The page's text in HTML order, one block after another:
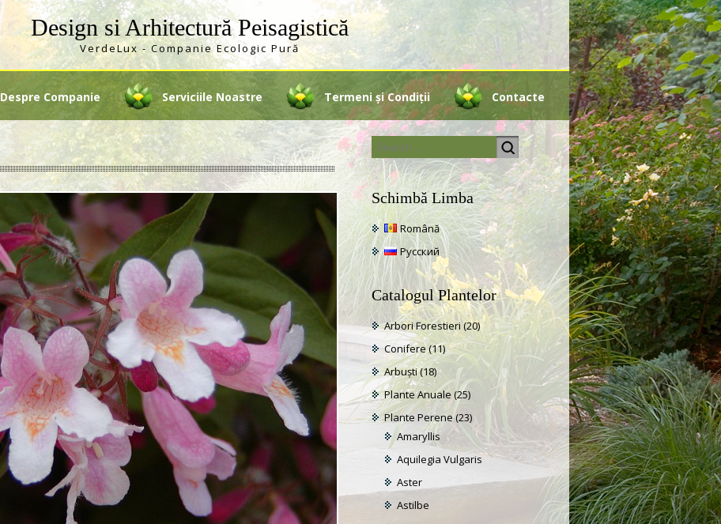
Design si Arhitectură Peisagistică
VerdeLux - Companie Ecologic Pură
Despre Companie Serviciile Noastre Termeni și Condiții Contacte
Schimbă Limba
Română
Русский
Catalogul Plantelor
Arbori Forestieri (20)
Conifere(11)
Arbuști(18)
Plante Anuale (25)
Plante Perene(23)
Amaryllis
Aquilegia Vulgaris
Aster
Astilbe